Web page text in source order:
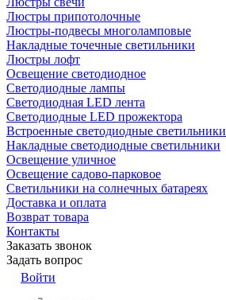
Люстры припотолочные
Люстры-подвесы многоламповые
Накладные точечные светильники
Люстры лофт
Освещение светодиодное
Светодиодные лампы
Светодиодная LED лента
Светодиодные LED прожектора
Встроенные светодиодные светильники
Накладные светодиодные светильники
Освещение уличное
Освещение садово-парковое
Светильники на солнечных батареях
Доставка и оплата
Возврат товара
Контакты
Заказать звонок
Задать вопрос
Войти